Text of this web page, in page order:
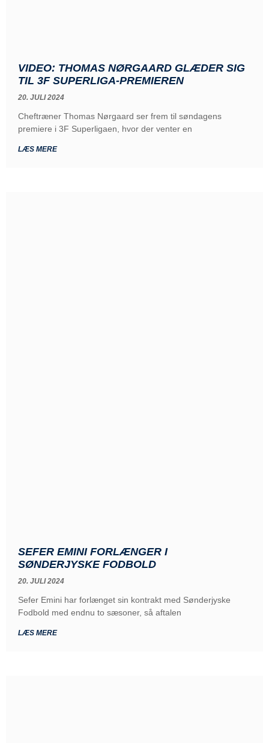
VIDEO: THOMAS NØRGAARD GLÆDER SIG
TIL 3F SUPERLIGA-PREMIEREN
20. JULI 2024
Cheftræner Thomas Nørgaard ser frem til søndagens
premiere i 3F Superligaen, hvor der venter en
LÆS MERE
SEFER EMINI FORLÆNGER I
SØNDERJYSKE FODBOLD
20. JULI 2024
Sefer Emini har forlænget sin kontrakt med Sønderjyske
Fodbold med endnu to sæsoner, så aftalen
LÆS MERE